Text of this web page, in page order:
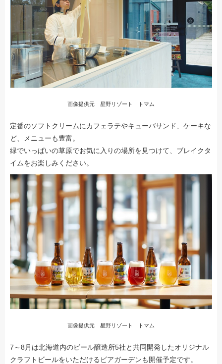
画像提供元 星野リゾート トマム
定番のソフトクリームにカフェラテやキューバサンド、ケーキな
ど、メニューも豊富。
緑でいっぱいの草原でお気に入りの場所を見つけて、ブレイクタ
イムをお楽しみください。
画像提供元 星野リゾート トマム
7～8月は北海道内のビール醸造所5社と共同開発したオリジナル
クラフトビールをいただけるビアガーデンも開催予定です。